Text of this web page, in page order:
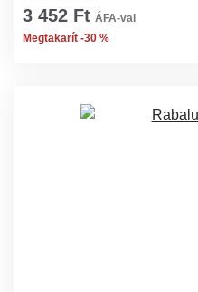
3 452 Ft ÁFA-val
Megtakarít -30 %